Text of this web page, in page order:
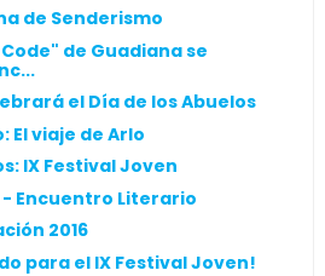
de Senderismo
de Guadiana se
el Día de los Abuelos
El viaje de Arlo
IX Festival Joven
- Encuentro Literario
2016
para el IX Festival Joven!